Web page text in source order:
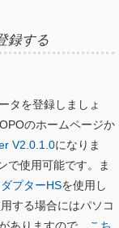
録する
タを登録しましょ
のホームページか
V2.0.1.0になりま
で使用可能です。ま
プターHSを使用し
する場合にはパソコ